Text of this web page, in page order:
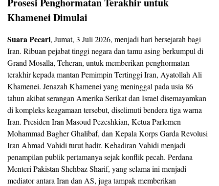
Khamenei Dimulai
Suara Pecari, Jumat, 3 Juli 2026, menjadi hari bersejarah bagi
Iran. Ribuan pejabat tinggi negara dan tamu asing berkumpul di
Grand Mosalla, Teheran, untuk memberikan penghormatan
terakhir kepada mantan Pemimpin Tertinggi Iran, Ayatollah Ali
Khamenei. Jenazah Khamenei yang meninggal pada usia 86
tahun akibat serangan Amerika Serikat dan Israel disemayamkan
di kompleks keagamaan tersebut, diselimuti bendera tiga warna
Iran. Presiden Iran Masoud Pezeshkian, Ketua Parlemen
Mohammad Bagher Ghalibaf, dan Kepala Korps Garda Revolusi
Iran Ahmad Vahidi turut hadir. Kehadiran Vahidi menjadi
penampilan publik pertamanya sejak konflik pecah. Perdana
Menteri Pakistan Shehbaz Sharif, yang selama ini menjadi
mediator antara Iran dan AS, juga tampak memberikan